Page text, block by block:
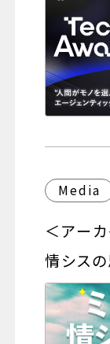
Media
＜アー
情シスの